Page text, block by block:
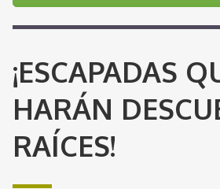
¡ESCAPADAS
HARÁN
RAÍCES!